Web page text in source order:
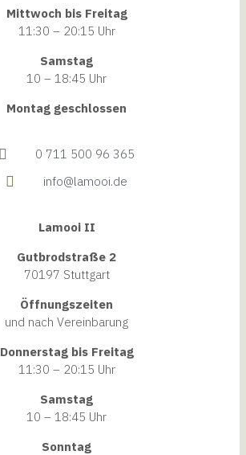
Mittwoch bis Freitag
11:30 – 20:15 Uhr
Samstag
10 – 18:45 Uhr
Montag geschlossen
0 711 500 96 365
info@lamooi.de
Lamooi II
Gutbrodstraße 2
70197 Stuttgart
Öffnungszeiten
und nach Vereinbarung
Donnerstag bis Freitag
11:30 – 20:15 Uhr
Samstag
10 – 18:45 Uhr
Sonntag